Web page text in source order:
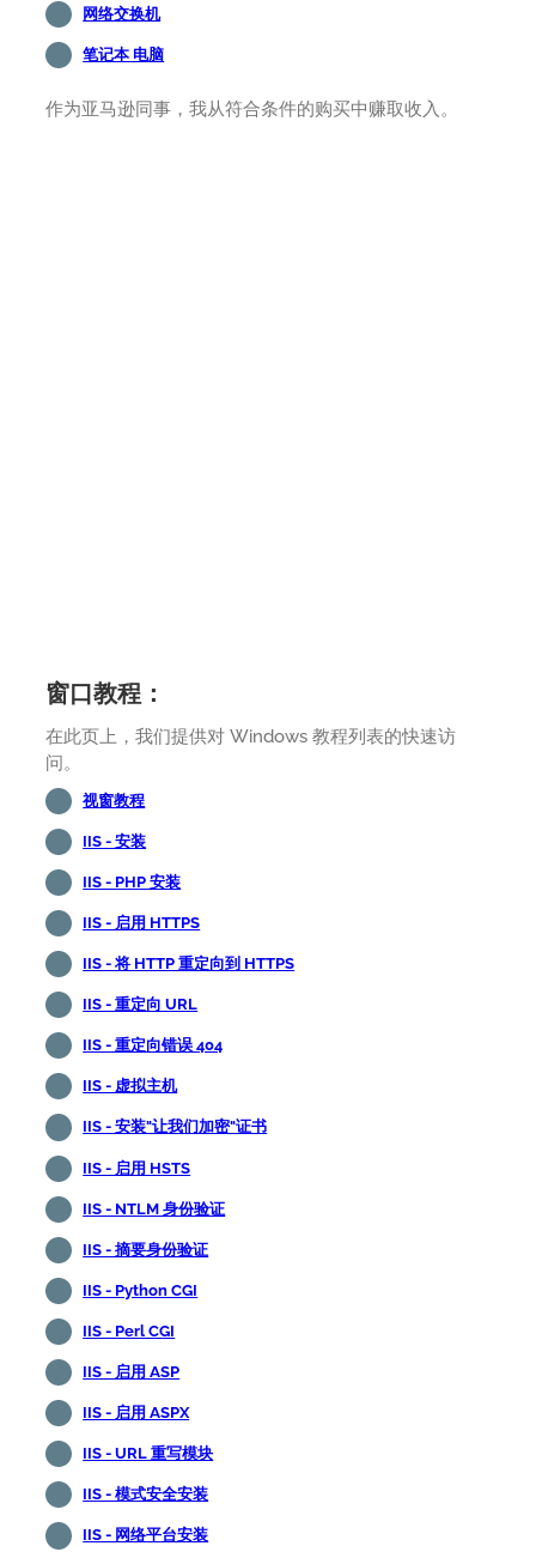
网络交换机
笔记本 电脑
作为亚马逊同事，我从符合条件的购买中赚取收入。
窗口教程：
在此页上，我们提供对 Windows 教程列表的快速访
问。
视窗教程
IIS - 安装
IIS - PHP 安装
IIS - 启用 HTTPS
IIS - 将 HTTP 重定向到 HTTPS
IIS - 重定向 URL
IIS - 重定向错误 404
IIS - 虚拟主机
IIS - 安装"让我们加密"证书
IIS - 启用 HSTS
IIS - NTLM 身份验证
IIS - 摘要身份验证
IIS - Python CGI
IIS - Perl CGI
IIS - 启用 ASP
IIS - 启用 ASPX
IIS - URL 重写模块
IIS - 模式安全安装
IIS - 网络平台安装